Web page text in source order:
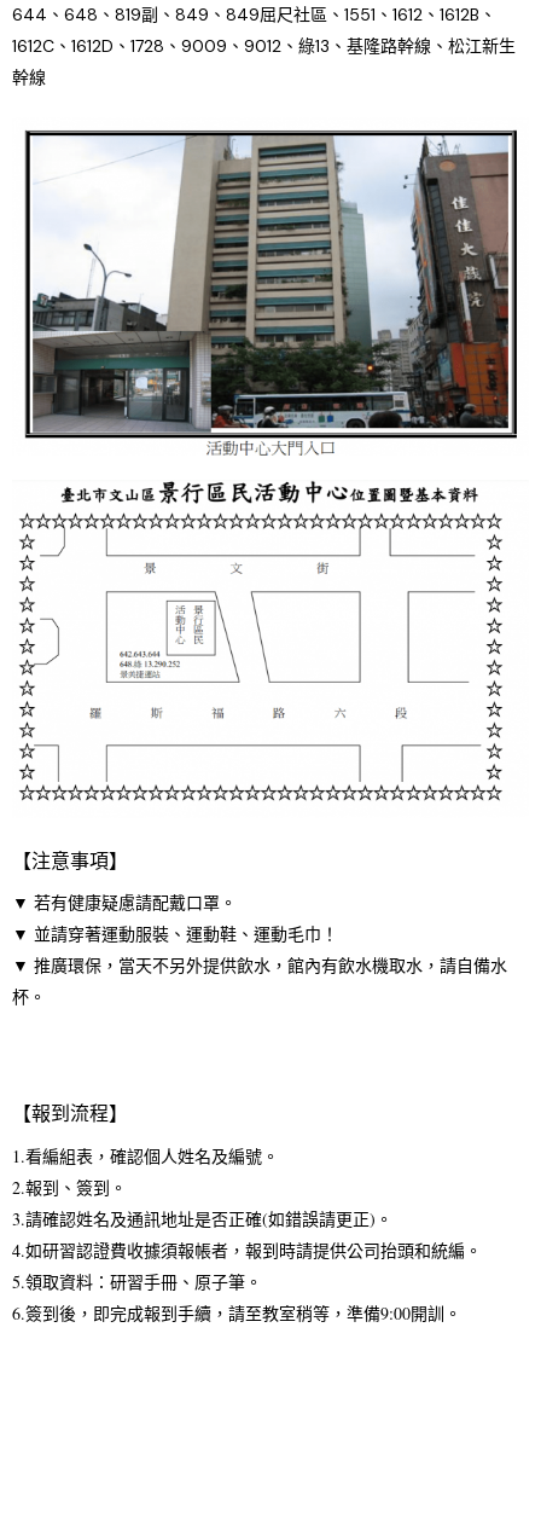
644、648、819副、849、849屈尺社區、1551、1612、1612B、
1612C、1612D、1728、9009、9012、綠13、基隆路幹線、松江新生
幹線
【注意事項】
▼ 若有健康疑慮請配戴口罩。
▼ 並請穿著運動服裝、運動鞋、運動毛巾！
▼ 推廣環保，當天不另外提供飲水，館內有飲水機取水，請自備水
杯。
【報到流程】
1.看編組表，確認個人姓名及編號。
2.報到、簽到。
3.請確認姓名及通訊地址是否正確(如錯誤請更正)。
4.如研習認證費收據須報帳者，報到時請提供公司抬頭和統編。
5.領取資料：研習手冊、原子筆。
6.簽到後，即完成報到手續，請至教室稍等，準備9:00開訓。